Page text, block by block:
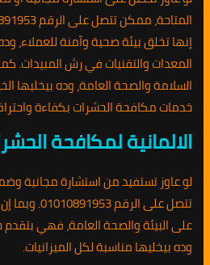
إنها تخلق بيئة صحية وآمنة للعملاء،
المعدات والتقنيات في رش المبيدات.
السلامة والصحة العامة، وده بيخليها
خدمات مكافحة الحشرات بكفاءة
الالمانية لمكافحة
لو عاوز تستفيد من استشارة مجانية
تتصل على
على البيئة والصحة العامة، فهي بتقدم
وده بيخليها مناسبة لكل الميزانيات.